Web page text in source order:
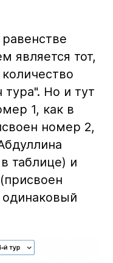
является тот,
тура". Но и тут
1, как в
номер 2,
таблице) и